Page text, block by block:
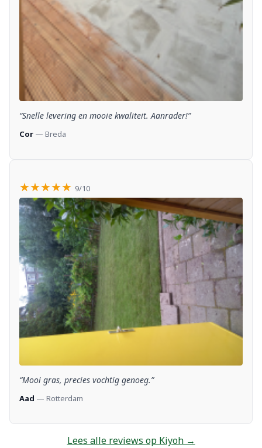
“Snelle levering en mooie kwaliteit. Aanrader!”
Cor — Breda
★★★★★ 9/10
“Mooi gras, precies vochtig genoeg.”
Aad — Rotterdam
Lees alle reviews op Kiyoh →